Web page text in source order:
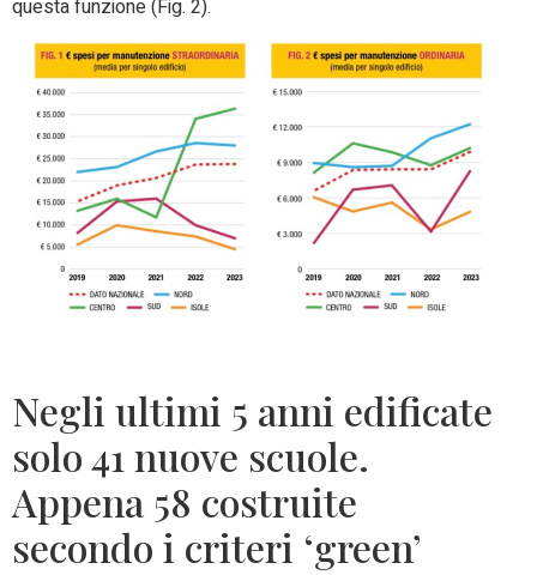
questa funzione (Fig. 2).
Negli ultimi 5 anni edificate
solo 41 nuove scuole.
Appena 58 costruite
secondo i criteri ‘green’